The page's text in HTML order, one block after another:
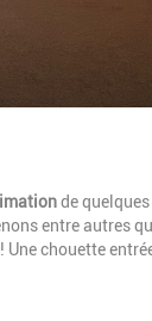
de
entre autres
chouette